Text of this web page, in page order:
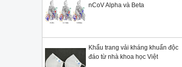
nCoV Alpha và Beta
Khẩu trang vải kháng khuẩn độc
đáo từ nhà khoa học Việt